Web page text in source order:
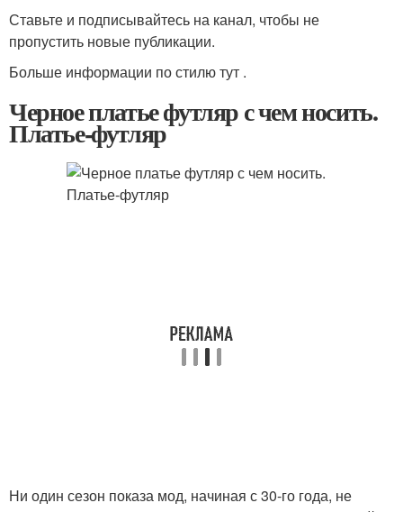
Ставьте и подписывайтесь на канал, чтобы не
пропустить новые публикации.
Больше информации по стилю тут .
Черное платье футляр с чем носить.
Платье-футляр
Ни один сезон показа мод, начиная с 30-го года, не